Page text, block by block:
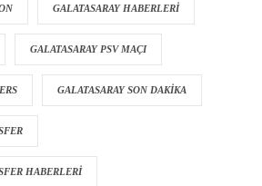
GALATASARAY HABERLERI
GALATASARAY PSV MAÇI
GALATASARAY SON DAKIKA
HABERLERI